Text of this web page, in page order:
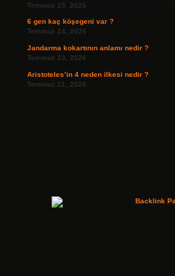
Temmuz 25, 2026
6 gen kaç köşegeni var ?
Temmuz 24, 2026
Jandarma kokartının anlamı nedir ?
Temmuz 23, 2026
Aristoteles’in 4 neden ilkesi nedir ?
Temmuz 21, 2026